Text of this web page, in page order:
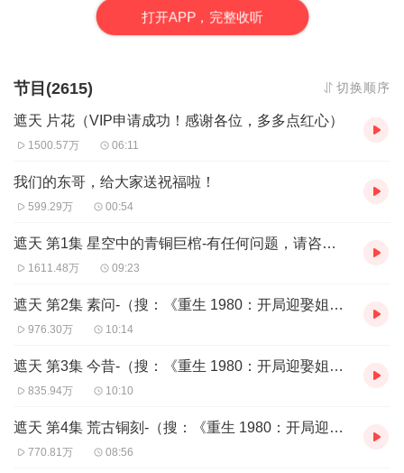
帝、无始期待与你相见！
听原著有声书仅在喜马拉雅，看动漫去腾讯视频，即刻感受双倍精
喜马周推荐
第二季第十四期，下滑更有神秘福利呦～
内容简介
冰冷与黑暗并存的宇宙深处，九具庞大的龙尸拉着一口青铜古棺，
亘古长存。这是太空探测器在枯寂的宇宙中捕捉到的一幅极其震撼
的画面。九龙拉棺，究竟是回到了上古，还是来到了星空的彼岸？
一个浩大的仙侠世界，光怪陆离，神秘无尽。热血似火山沸腾，激
天。
作者/主播简介
作者：辰东，中国作协成员。崛起于网络文学青铜时代，是当前网
《完美世界》，《遮天》，《长生界》，《神墓》，《不死不灭》
等。
打开APP，完整收听
节目(2615) 切换顺序
遮天 片花（VIP申请成功！感谢各位，多多点红心）
1500.57万 06:11
我们的东哥，给大家送祝福啦！
599.29万 00:54
遮天 第1集 星空中的青铜巨棺-有任何问题，请咨询主播V:5292580
1611.48万 09:23
遮天 第2集 素问-（搜：《重生 1980：开局迎娶姐姐闺蜜》）
976.30万 10:14
遮天 第3集 今昔-（搜：《重生 1980：开局迎娶姐姐闺蜜》）
835.94万 10:10
遮天 第4集 荒古铜刻-（搜：《重生 1980：开局迎娶姐姐闺蜜》）
770.81万 08:56